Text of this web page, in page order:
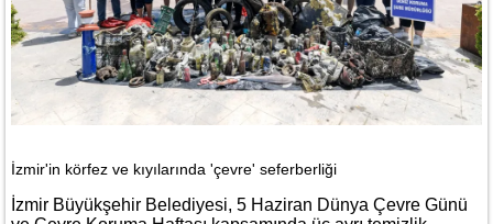
İzmir'in körfez ve kıyılarında 'çevre' seferberliği
İzmir Büyükşehir Belediyesi, 5 Haziran Dünya Çevre Günü